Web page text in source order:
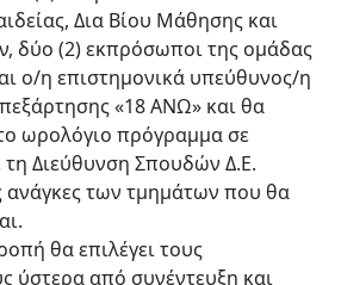
Δια Βίου Μάθησης και
δύο (2) εκπρόσωποι της ομάδας
ο/η επιστημονικά υπεύθυνος/η
«18 ΑΝΩ» και θα
ωρολόγιο πρόγραμμα σε
τη Διεύθυνση Σπουδών Δ.Ε.
ανάγκες των τμημάτων που θα
θα επιλέγει τους
ύστερα από συνέντευξη και